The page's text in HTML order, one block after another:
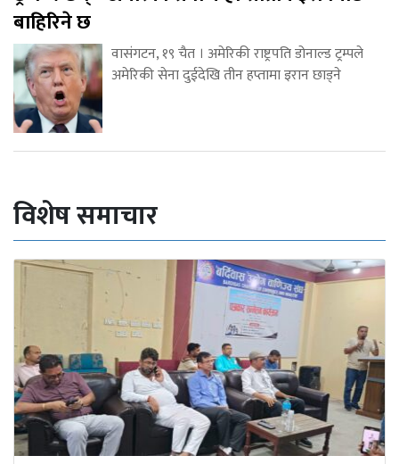
बाहिरिने छ
वासंगटन, १९ चैत । अमेरिकी राष्ट्रपति डोनाल्ड ट्रम्पले
अमेरिकी सेना दुईदेखि तीन हप्तामा इरान छाड्ने
विशेष समाचार